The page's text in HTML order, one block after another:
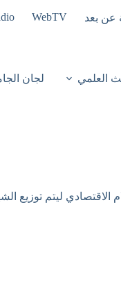
عن بعد WebTV
العلمي لجان
الاقتصادي ليتم توزيع